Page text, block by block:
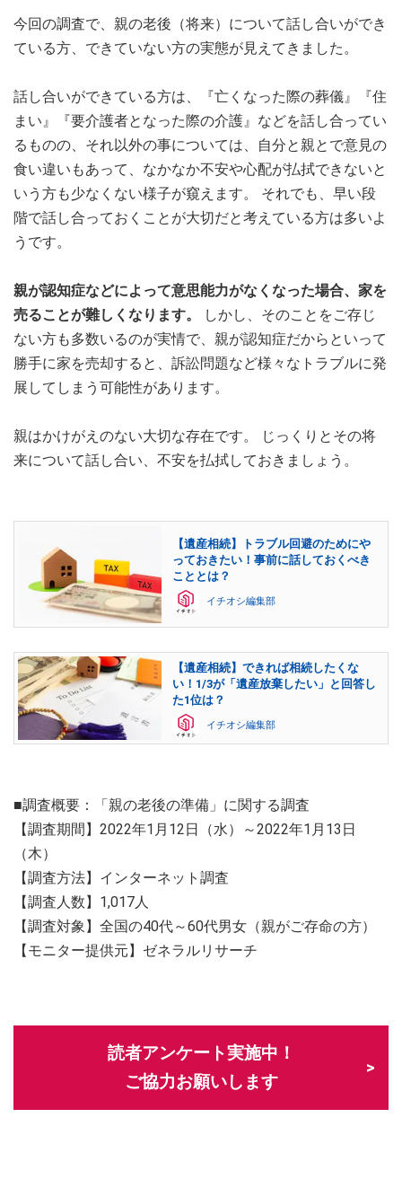
今回の調査で、親の老後（将来）について話し合いができ
ている方、できていない方の実態が見えてきました。
話し合いができている方は、『亡くなった際の葬儀』『住
まい』『要介護者となった際の介護』などを話し合ってい
るものの、それ以外の事については、自分と親とで意見の
食い違いもあって、なかなか不安や心配が払拭できないと
いう方も少なくない様子が窺えます。 それでも、早い段
階で話し合っておくことが大切だと考えている方は多いよ
うです。
親が認知症などによって意思能力がなくなった場合、家を
売ることが難しくなります。
しかし、そのことをご存じ
ない方も多数いるのが実情で、親が認知症だからといって
勝手に家を売却すると、訴訟問題など様々なトラブルに発
展してしまう可能性があります。
親はかけがえのない大切な存在です。 じっくりとその将
来について話し合い、不安を払拭しておきましょう。
【遺産相続】トラブル回避のためにや
っておきたい！事前に話しておくべき
こととは？
イチオシ編集部
【遺産相続】できれば相続したくな
い！1/3が「遺産放棄したい」と回答し
た1位は？
イチオシ編集部
■調査概要：「親の老後の準備」に関する調査
【調査期間】2022年1月12日（水）～2022年1月13日
（木）
【調査方法】インターネット調査
【調査人数】1,017人
【調査対象】全国の40代～60代男女（親がご存命の方）
【モニター提供元】ゼネラルリサーチ
読者アンケート実施中！
ご協力お願いします